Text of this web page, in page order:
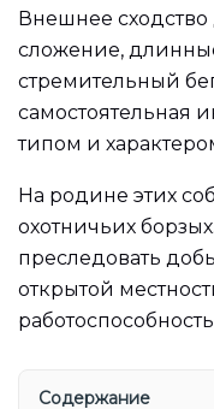
Внешнее сходство
сложение,
стремительный
самостоятельная
типом и
На родине этих
охотничьих
преследовать
открытой
Содержание